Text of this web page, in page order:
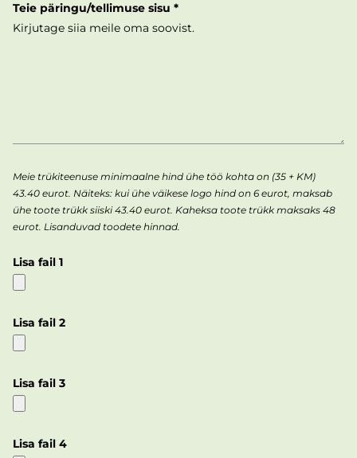
Teie päringu/tellimuse sisu
Meie trükiteenuse minimaalne hind ühe töö kohta on (35 + KM)
43.40 eurot. Näiteks: kui ühe väikese logo hind on 6 eurot, maksab
ühe toote trükk siiski 43.40 eurot. Kaheksa toote trükk maksaks 48
eurot. Lisanduvad toodete hinnad.
Lisa fail 1
Lisa fail 2
Lisa fail 3
Lisa fail 4